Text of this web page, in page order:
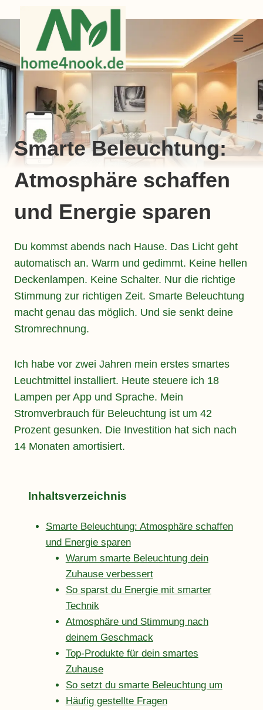
springen
Smarte Beleuchtung:
Atmosphäre schaffen
und Energie sparen
Du kommst abends nach Hause. Das Licht geht
automatisch an. Warm und gedimmt. Keine hellen
Deckenlampen. Keine Schalter. Nur die richtige
Stimmung zur richtigen Zeit. Smarte Beleuchtung
macht genau das möglich. Und sie senkt deine
Stromrechnung.
Ich habe vor zwei Jahren mein erstes smartes
Leuchtmittel installiert. Heute steuere ich 18
Lampen per App und Sprache. Mein
Stromverbrauch für Beleuchtung ist um 42
Prozent gesunken. Die Investition hat sich nach
14 Monaten amortisiert.
Inhaltsverzeichnis
Smarte Beleuchtung: Atmosphäre schaffen
und Energie sparen
Warum smarte Beleuchtung dein
Zuhause verbessert
So sparst du Energie mit smarter
Technik
Atmosphäre und Stimmung nach
deinem Geschmack
Top-Produkte für dein smartes
Zuhause
So setzt du smarte Beleuchtung um
Häufig gestellte Fragen